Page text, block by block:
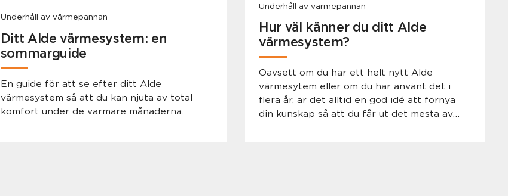
Underhåll av värmepannan
Ditt Alde värmesystem: en
sommarguide
En guide för att se efter ditt Alde
värmesystem så att du kan njuta av total
komfort under de varmare månaderna.
Underhåll av värmepannan
Hur väl känner du ditt Alde
värmesystem?
Oavsett om du har ett helt nytt Alde
värmesytem eller om du har använt det i
flera år, är det alltid en god idé att förnya
din kunskap så att du får ut det mesta av